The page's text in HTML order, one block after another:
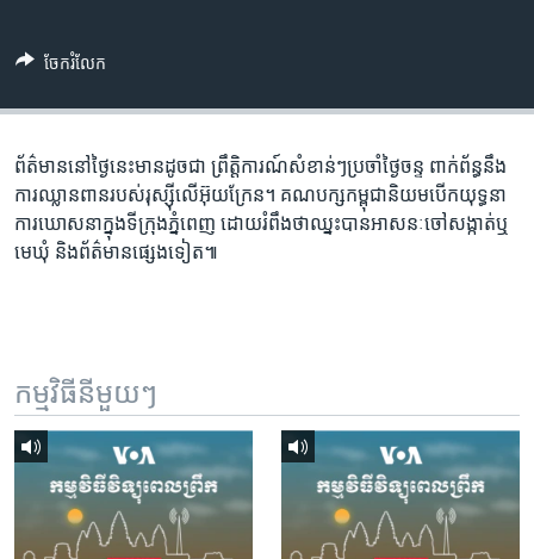
កាន់​
ស្វែង​
ចែករំលែក
ព័ត៌មាន​នៅ​ថ្ងៃនេះ​មាន​ដូចជា ព្រឹត្តិការណ៍​សំខាន់ៗ​ប្រចាំ​ថ្ងៃចន្ទ ពាក់ព័ន្ធនឹង​
ការឈ្លានពាន​របស់​រុស្ស៊ី​លើ​អ៊ុយក្រែន។ គណ​បក្ស​កម្ពុជា​និយម​បើក​យុទ្ធនា​
ការ​ឃោសនា​ក្នុង​ទីក្រុង​ភ្នំពេញ​ ដោយ​រំពឹង​ថា​ឈ្នះ​បាន​អាសនៈ​ចៅ​សង្កាត់​ឬ​
មេឃុំ និង​ព័ត៌មាន​ផ្សេងទៀត៕
កម្មវិធី​នីមួយៗ